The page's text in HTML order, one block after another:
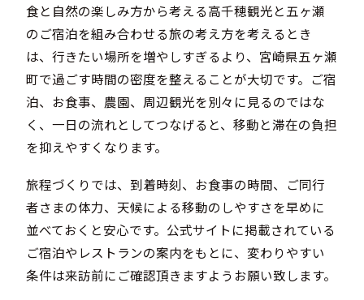
食と自然の楽しみ方から考える高千穂観光と五ヶ瀬
のご宿泊を組み合わせる旅の考え方を考えるとき
は、行きたい場所を増やしすぎるより、宮崎県五ヶ瀬
町で過ごす時間の密度を整えることが大切です。ご宿
泊、お食事、農園、周辺観光を別々に見るのではな
く、一日の流れとしてつなげると、移動と滞在の負担
を抑えやすくなります。
旅程づくりでは、到着時刻、お食事の時間、ご同行
者さまの体力、天候による移動のしやすさを早めに
並べておくと安心です。公式サイトに掲載されている
ご宿泊やレストランの案内をもとに、変わりやすい
条件は来訪前にご確認頂きますようお願い致します。